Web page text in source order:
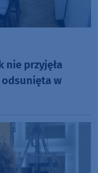
nie przyjęła
odsunięta w